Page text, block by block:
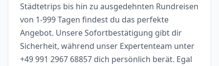
Städtetrips bis hin zu ausgedehnten Rundreisen
von 1-999 Tagen findest du das perfekte
Angebot. Unsere Sofortbestätigung gibt dir
Sicherheit, während unser Expertenteam unter
+49 991 2967 68857 dich persönlich berät. Egal